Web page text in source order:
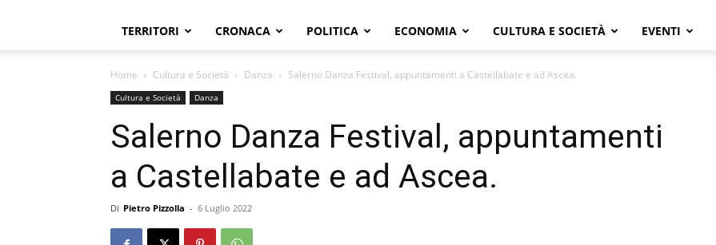
TERRITORI CRONACA POLITICA ECONOMIA CULTURA E SOCIETÀ EVENTI
Home Cultura e Società Danza Salerno Danza Festival, appuntamenti a Castellabate e ad Ascea.
Cultura e Società Danza
Salerno Danza Festival, appuntamenti
a Castellabate e ad Ascea.
Di Pietro Pizzolla - 6 Luglio 2022